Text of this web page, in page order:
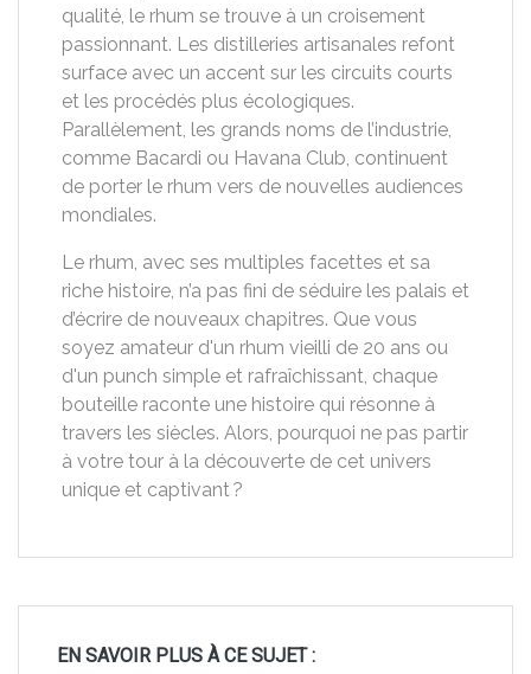
qualité, le rhum se trouve à un croisement
passionnant. Les distilleries artisanales refont
surface avec un accent sur les circuits courts
et les procédés plus écologiques.
Parallèlement, les grands noms de l’industrie,
comme Bacardi ou Havana Club, continuent
de porter le rhum vers de nouvelles audiences
mondiales.
Le rhum, avec ses multiples facettes et sa
riche histoire, n’a pas fini de séduire les palais et
d’écrire de nouveaux chapitres. Que vous
soyez amateur d'un rhum vieilli de 20 ans ou
d'un punch simple et rafraîchissant, chaque
bouteille raconte une histoire qui résonne à
travers les siècles. Alors, pourquoi ne pas partir
à votre tour à la découverte de cet univers
unique et captivant ?
EN SAVOIR PLUS À CE SUJET :